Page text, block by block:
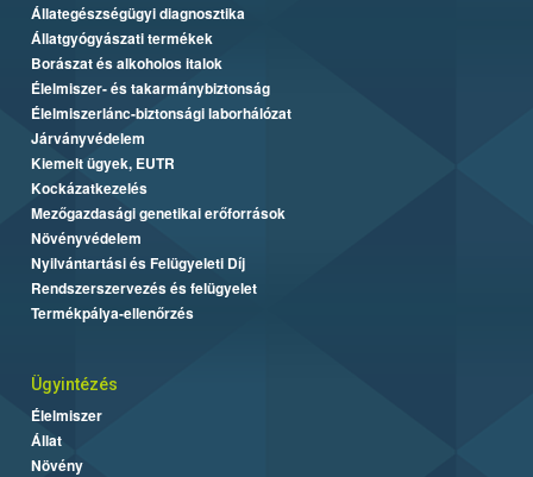
Állategészségügyi diagnosztika
Állatgyógyászati termékek
Borászat és alkoholos italok
Élelmiszer- és takarmánybiztonság
Élelmiszerlánc-biztonsági laborhálózat
Járványvédelem
Kiemelt ügyek, EUTR
Kockázatkezelés
Mezőgazdasági genetikai erőforrások
Növényvédelem
Nyilvántartási és Felügyeleti Díj
Rendszerszervezés és felügyelet
Termékpálya-ellenőrzés
Ügyintézés
Élelmiszer
Állat
Növény